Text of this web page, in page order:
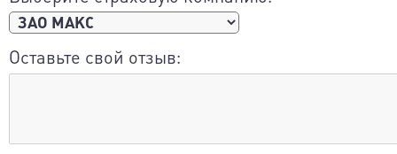
Оставьте свой отзыв: